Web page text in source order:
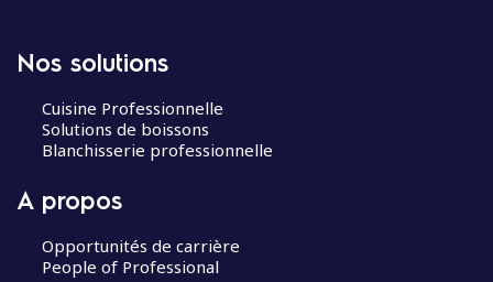
Nos solutions
Cuisine Professionnelle
Solutions de boissons
Blanchisserie professionnelle
A propos
Opportunités de carrière
People of Professional